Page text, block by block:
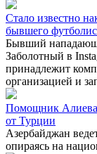
Стало известно
бывшего
Бывший
Заболотный в
принадлежит
организацией и
Помощник Алиева
от Турции
Азербайджан
опираясь на